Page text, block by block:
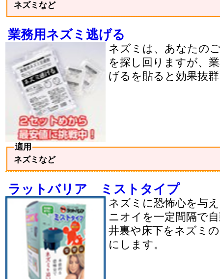
ネズミなど
業務用ネズミ逃げる
ネズミは、あなたの
を探し回りますが、
げるを貼ると効果抜
適用
ネズミなど
ラットバリア ミストタイプ
ネズミに恐怖心を与
ニオイを一定間隔で
井裏や床下をネズミ
にします。